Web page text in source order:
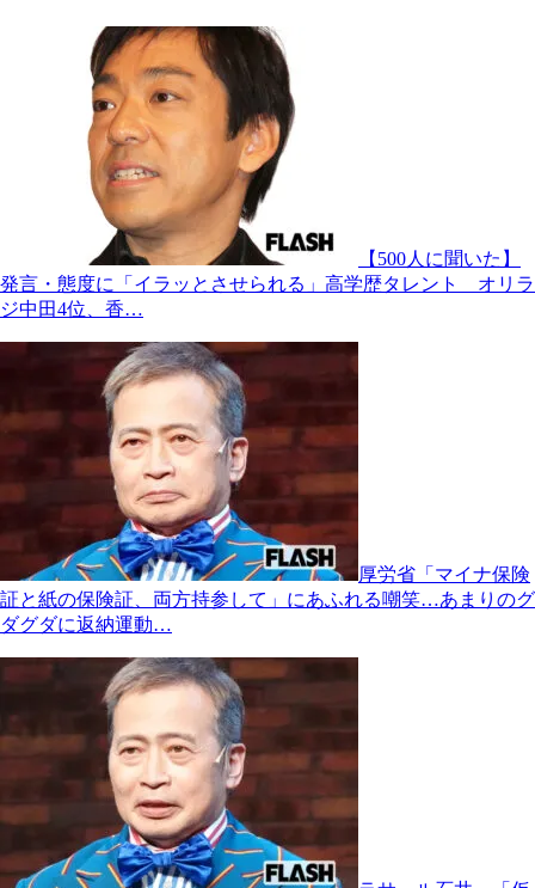
【500人に聞いた】
発言・態度に「イラッとさせられる」高学歴タレント オリラ
ジ中田4位、香…
厚労省「マイナ保険
証と紙の保険証、両方持参して」にあふれる嘲笑…あまりのグ
ダグダに返納運動…